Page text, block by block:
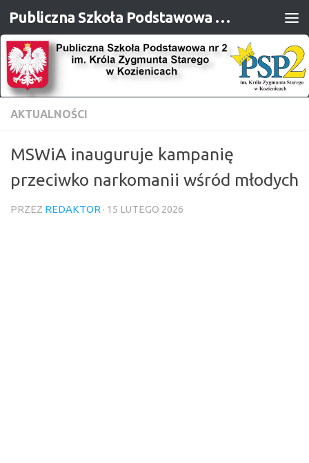
Przejdź do treści Publiczna Szkoła Podstawowa nr 2 im. Króla Zygmunta Starego w Kozienicach
AKTUALNOŚCI
MSWiA inauguruje kampanię
przeciwko narkomanii wśród młodych
PRZEZ REDAKTOR · 15 LUTEGO 2026